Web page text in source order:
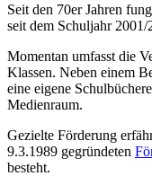
Seit den 70er Jahren
seit dem Schuljahr
Momentan umfasst die
Klassen. Neben einem
eine eigene
Medienraum.
Gezielte Förderung
9.3.1989 gegründeten
besteht.